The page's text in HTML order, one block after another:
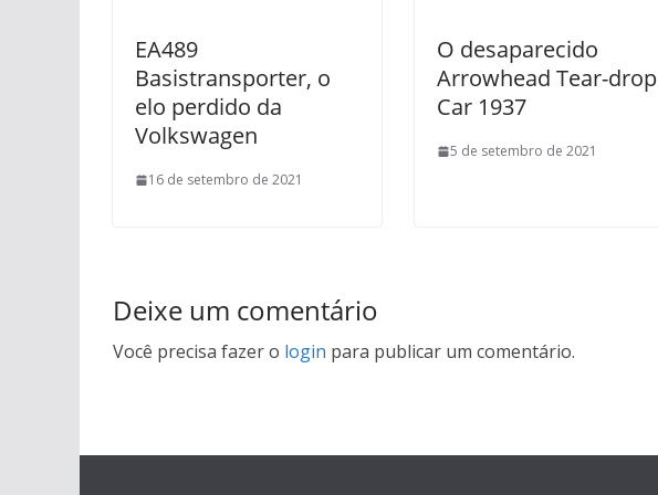
EA489
Basistransporter, o
elo perdido da
Volkswagen
16 de setembro de 2021
O desaparecido
Arrowhead Tear-drop
Car 1937
5 de setembro de 2021
Deixe um comentário
Você precisa fazer o login para publicar um comentário.